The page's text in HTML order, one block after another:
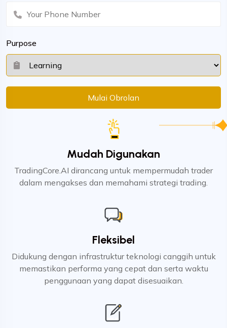
Purpose
Mulai Obrolan
Mudah Digunakan
TradingCore.AI dirancang untuk mempermudah trader
dalam mengakses dan memahami strategi trading.
Fleksibel
Didukung dengan infrastruktur teknologi canggih untuk
memastikan performa yang cepat dan serta waktu
penggunaan yang dapat disesuaikan.